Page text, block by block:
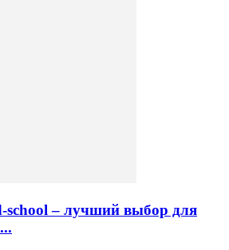
school – лучший выбор для